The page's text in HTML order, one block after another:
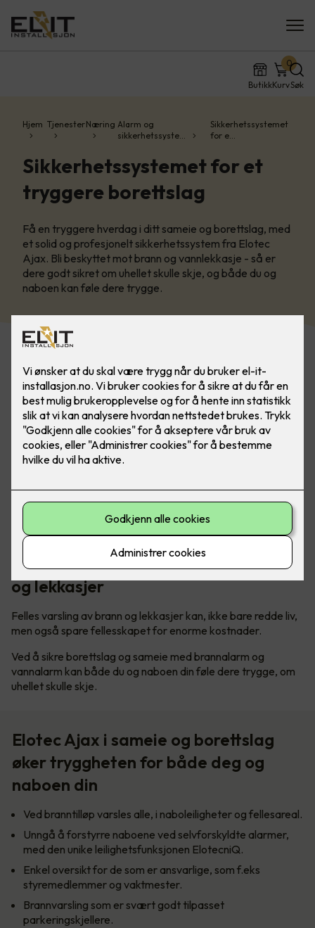
ButikkKurv
0
Søk
Hjem TjenesterNæring Alarm og
sikkerhetssyste…
Sikkerhetssystemet
for e…
Sikkerhetssystemet for et
tryggere borettslag
Få en tryggere hverdag i ditt sameie og borettslag, med
et solid og profesjonelt sikkerhetssystem fra Elotec
Ajax. Bli beskyttet mot brann og vannlekkasje - så er
dere godt sikret om uhellet skulle skje, og både du og
naboen kan føle dere trygge.
ta sikkerhet på alvor. Med Elotec Ajax kan man sove trygt
om natta.
Elotec varsler fellesskapet om brann
og lekkasjer
Felles varsling av brann og lekkasjer kan, ikke bare redde liv,
men også spare fellesskapet for enorme kostnader.
Ved å sikre borettslag og sameie med brannalarm og
vannalarm kan både du og naboen din føle dere trygge, om
uhellet skulle skje.
Elotec Ajax i sameie og borettslag
øker tryggheten for både deg og
naboen din
Ved branntilløp varsles alle, i naboleiligheter og fellesareal.
Unngå å forstyrre naboene ved selvforskyldte alarmer,
med den unike leilighetsfunksjonen ElotecniQ.
Enkel oversikt for de som er ansvarlige, som f.eks
styremedlemmer og vaktmester.
Brannvarsling som er svært godt tilpasset
parkeringskjellere.